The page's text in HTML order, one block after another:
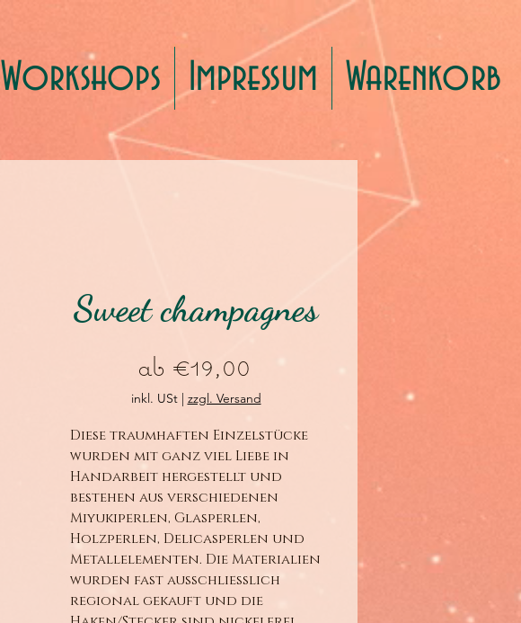
Workshops Impressum Warenkorb
Sweet champagnes
ab €19,00
Preis
inkl. USt| zzgl. Versand
Diese traumhaften Einzelstücke
wurden mit ganz viel Liebe in
Handarbeit hergestellt und
bestehen aus verschiedenen
Miyukiperlen, Glasperlen,
Holzperlen, Delicasperlen und
Metallelementen. Die Materialien
wurden fast ausschließlich
regional gekauft und die